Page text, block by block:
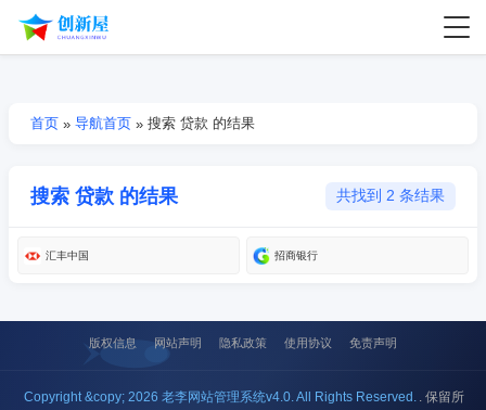
首页 » 导航首页 » 搜索 贷款 的结果
搜索 贷款 的结果 共找到 2 条结果
汇丰中国 招商银行
版权信息 网站声明 隐私政策 使用协议 免责声明
Copyright &copy; 2026 老李网站管理系统v4.0. All Rights Reserved. . 保留所